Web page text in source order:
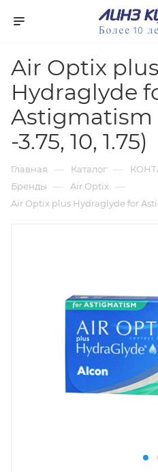
Air Optix plus
Hydraglyde
Astigmatism
-3.75, 10, 1.75)
Главная — Каталог —
Бренды — Air Optix —
Air Optix plus Hydraglyde for